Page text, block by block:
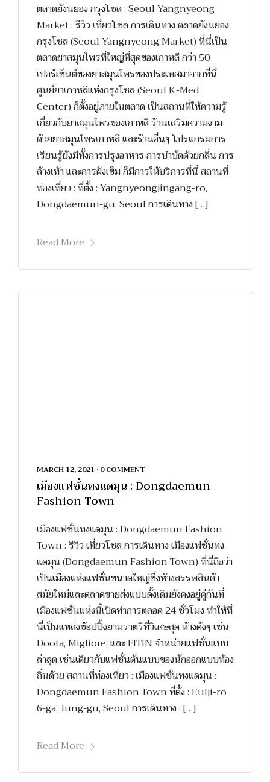
ตลาดยังนยอง กรุงโซล : Seoul Yangnyeong
Market : รีวิว เที่ยวโซล การเดินทาง ตลาดยังนยอง
กรุงโซล (Seoul Yangnyeong Market) ที่นี่เป็น
ตลาดยาสมุนไพรที่ใหญ่ที่สุดของเกาหลี กว่า 50
เปอร์เซ็นต์ของยาสมุนไพรของประเทศมาจากที่นี่
ศูนย์ยาเกาหลีแห่งกรุงโซล (Seoul K-Med
Center) ก็ตั้งอยู่ภายในตลาด เป็นสถานที่ให้ความรู้
เกี่ยวกับยาสมุนไพรของเกาหลี ร้านเสริมความงาม
ด้วยยาสมุนไพรเกาหลี และร้านอื่นๆ โปรแกรมการ
เรียนรู้ยังมีทั้งการปรุงอาหาร การบำบัดด้วยกลิ่น การ
ล้างเท้า และการฝังเข็ม ก็มีการให้บริการที่นี่ สถานที่
ท่องเที่ยว : ที่ตั้ง : Yangnyeongjingang-ro,
Dongdaemun-gu, Seoul การเดินทาง […]
Read More
MARCH 12, 2021 • 0 COMMENT
เมืองแฟชั่นทงแดมุน : Dongdaemun
Fashion Town
เมืองแฟชั่นทงแดมุน : Dongdaemun Fashion
Town : รีวิว เที่ยวโซล การเดินทาง เมืองแฟชั่นทง
แดมุน (Dongdaemun Fashion Town) ที่นี่ถือว่า
เป็นเมืองแห่งแฟชั่นขนาดใหญ่ซึ่งห้างสรรพสินค้า
สมัยใหม่และตลาดขายส่งแบบดั้งเดิมยังคงอยู่คู่กันที่
เมืองแฟชั่นแห่งนี้เปิดทำการตลอด 24 ชั่วโมง ทำให้ที่
นี่เป็นแหล่งช้อปปิ้งยามราตรีที่วิเศษสุด ห้างดังๆ เช่น
Doota, Migliore, และ FITIN จำหน่ายแฟชั่นแบบ
ล่าสุด เช่นเดียวกับแฟชั่นต้นแบบของนักออกแบบท้อง
ถิ่นด้วย สถานที่ท่องเที่ยว : เมืองแฟชั่นทงแดมุน :
Dongdaemun Fashion Town ที่ตั้ง : Eulji-ro
6-ga, Jung-gu, Seoul การเดินทาง : […]
Read More